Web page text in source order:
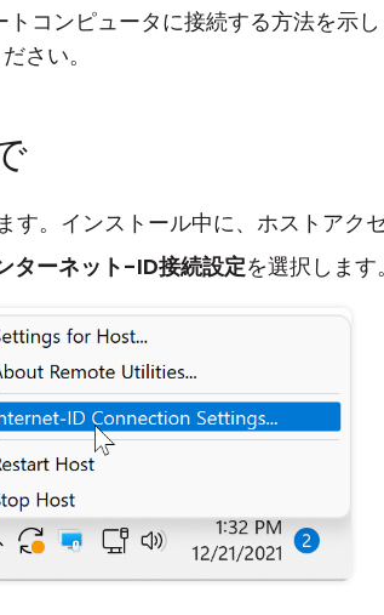
トコンピュータに接続する方法を示
さい。
す。インストール中に、ホストアク
ターネット-ID接続設定を選択します